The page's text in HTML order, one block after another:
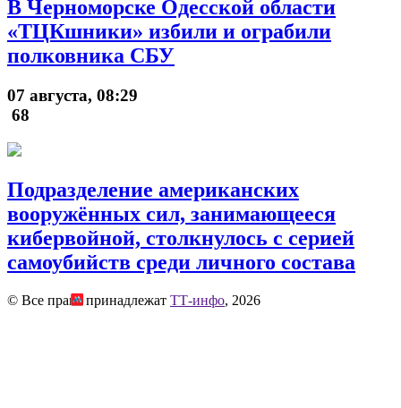
В Черноморске Одесской области
«ТЦКшники» избили и ограбили
полковника СБУ
07 августа, 08:29
68
Подразделение американских
вооружённых сил, занимающееся
кибервойной, столкнулось с серией
самоубийств среди личного состава
© Все права принадлежат ТТ-инфо, 2026